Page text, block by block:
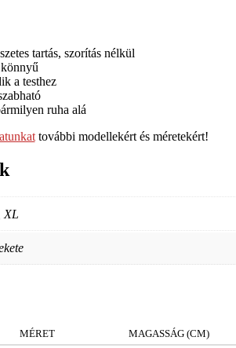
tartás, szorítás nélkül
a testhez
ruha alá
további modellekért és méretekért!
XL
MÉRET MAGASSÁG (CM)